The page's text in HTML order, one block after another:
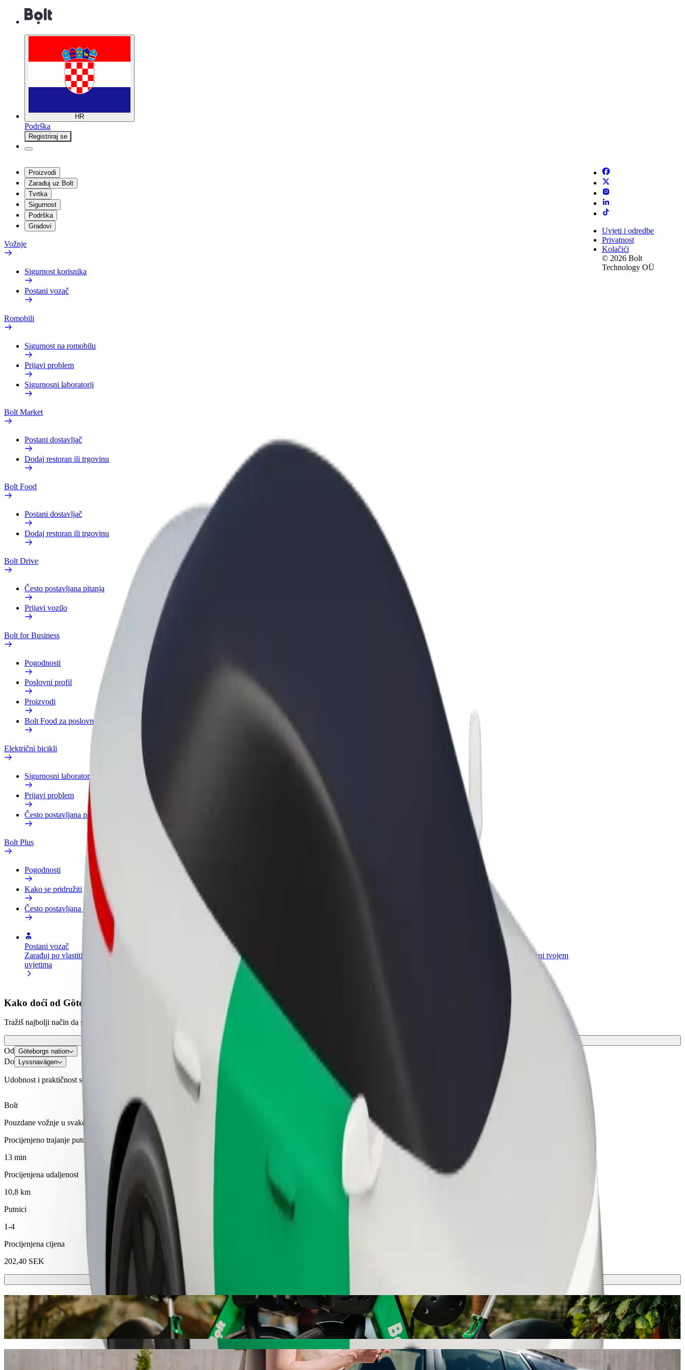
HR
Podrška
Registriraj se
Proizvodi
Zarađuj uz Bolt
Tvrtka
Sigurnost
Podrška
Gradovi
Vožnje
Sigurnost korisnika
Postani vozač
Romobili
Sigurnost na romobilu
Prijavi problem
Sigurnosni laboratorij
Bolt Market
Postani dostavljač
Dodaj restoran ili trgovinu
Bolt Food
Postani dostavljač
Dodaj restoran ili trgovinu
Bolt Drive
Često postavljana pitanja
Prijavi vozilo
Bolt for Business
Pogodnosti
Poslovni profil
Proizvodi
Bolt Food za poslovne korisnike
Električni bicikli
Sigurnosni laboratorij
Prijavi problem
Često postavljana pitanja
Bolt Plus
Pogodnosti
Kako se pridružiti
Često postavljana pitanja
Postani vozač
Zarađuj po vlastitim
uvjetima
Postani dostavljač
Dostavljaj hranu i primaj tjedne
Dodaj restoran ili trgovinu
Dosegni više kupaca i povećaj
Bolt proizvodi i usluge prilagođeni tvojem
Uvjeti i odredbe
Privatnost
Kolačići
© 2026 Bolt
Technology OÜ
Kako doći od Göteborgs nation do Lyssnavägen
Tražiš najbolji način da stigneš od Göteborgs nation do Lyssnavägen? Istraži naše usluge i pronađi savršenu za svoje putovanje.
Od Göteborgs nation
Do Lyssnavägen
Udobnost i praktičnost su nadohvat ruke!
Bolt
Pouzdane vožnje u svakodnevnim automobilima srednje veličine.
Procijenjeno trajanje putovanja
13 min
Procijenjena udaljenost
10,8 km
Putnici
1-4
Procijenjena cijena
202,40 SEK
Romobili ili e-bicikli
Kreći se po Uppsala sa skuterima ili e-biciklima
Preuzmi aplikaciju Bolt
Dođi od Göteborgs nation do Lyssnavägen s Bolt vožnjom na zahtjev